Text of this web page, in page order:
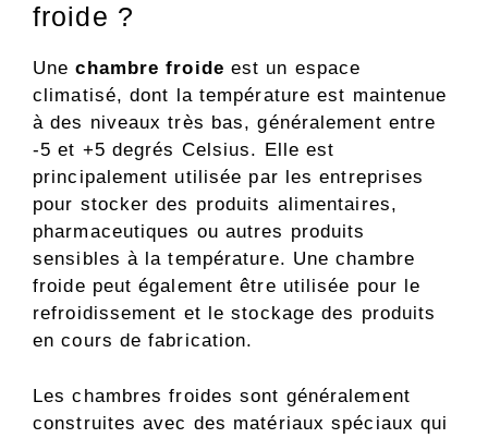
froide ?
Unechambre froide est un espace
climatisé, dont la température est maintenue
à des niveaux très bas, généralement entre
-5 et +5 degrés Celsius. Elle est
principalement utilisée par les entreprises
pour stocker des produits alimentaires,
pharmaceutiques ou autres produits
sensibles à la température. Une chambre
froide peut également être utilisée pour le
refroidissement et le stockage des produits
en cours de fabrication.
Les chambres froides sont généralement
construites avec des matériaux spéciaux qui